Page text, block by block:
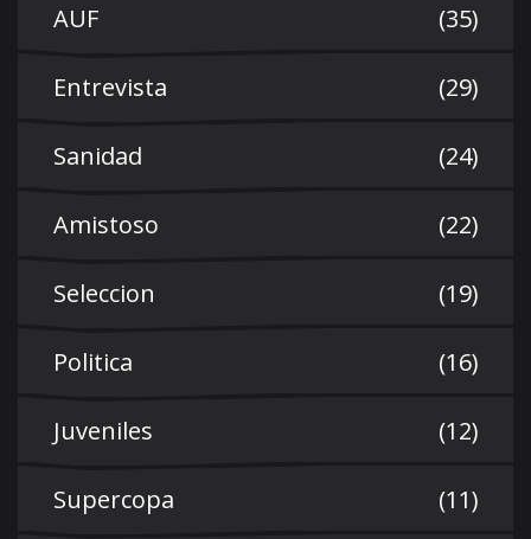
AUF (35)
Entrevista (29)
Sanidad (24)
Amistoso (22)
Seleccion (19)
Politica (16)
Juveniles (12)
Supercopa (11)